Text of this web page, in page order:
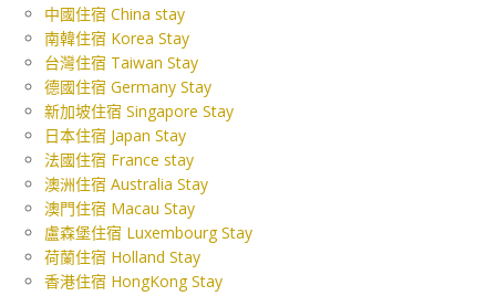
中國住宿 China stay
南韓住宿 Korea Stay
台灣住宿 Taiwan Stay
德國住宿 Germany Stay
新加坡住宿 Singapore Stay
日本住宿 Japan Stay
法國住宿 France stay
澳洲住宿 Australia Stay
澳門住宿 Macau Stay
盧森堡住宿 Luxembourg Stay
荷蘭住宿 Holland Stay
香港住宿 HongKong Stay